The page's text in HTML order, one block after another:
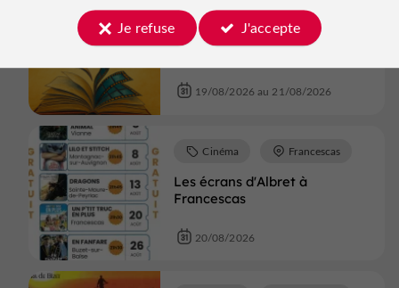
Festival De La Plume à la Toile
19/08/2026 au 21/08/2026
Les écrans d'Albret à
Francescas
Cinéma Francescas
20/08/2026
Je refuse
J'accepte